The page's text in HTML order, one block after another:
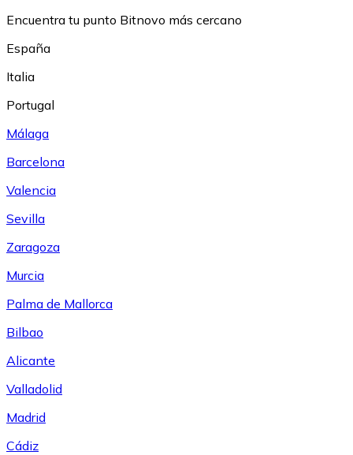
Encuentra tu punto Bitnovo más cercano
España
Italia
Portugal
Málaga
Barcelona
Valencia
Sevilla
Zaragoza
Murcia
Palma de Mallorca
Bilbao
Alicante
Valladolid
Madrid
Cádiz